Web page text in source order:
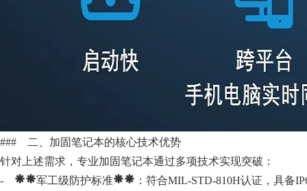
### 二、加固笔记本的核心技术优势
针对上述需求，专业加固笔记本通过多项技术实现突破：
- **军工级防护标准**：符合MIL-STD-810H认证，具备IP65